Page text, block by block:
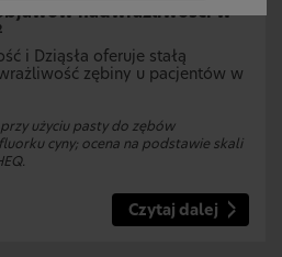
nadwrażliwości w
i Dziąsła oferuje stałą
zębiny u pacjentów w
użyciu pasty do zębów
cyny; ocena na podstawie skali
Czytaj dalej